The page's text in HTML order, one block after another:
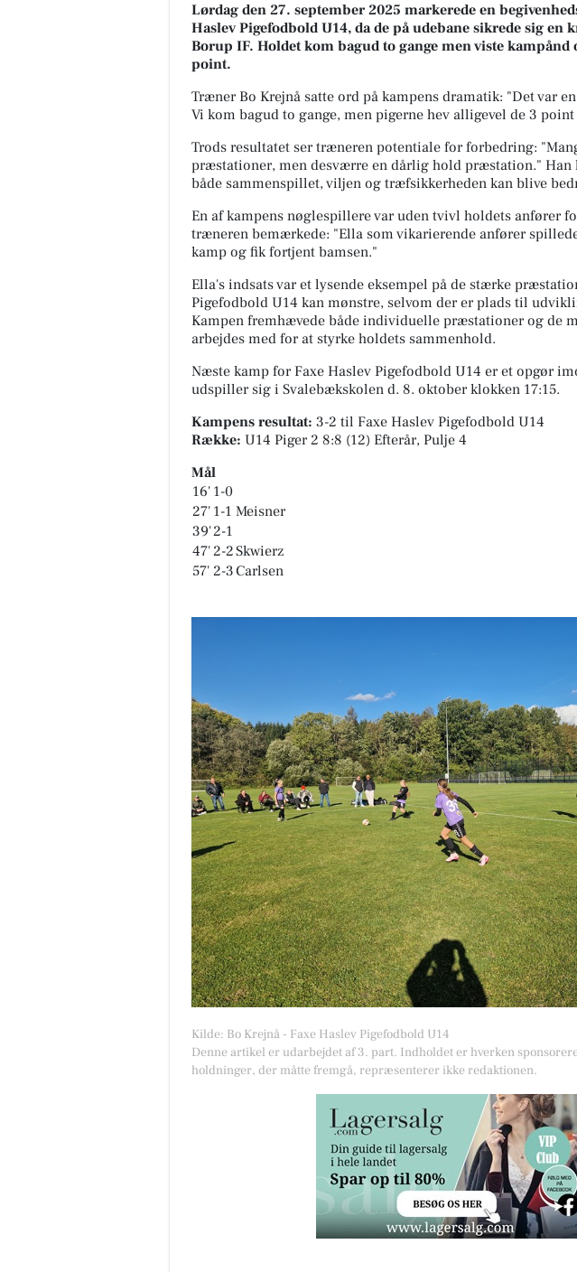
Lørdag den 27. september 2025 markerede en
Haslev Pigefodbold U14, da de på udebane sikrede sig en
Borup IF. Holdet kom bagud to gange men viste kampånd
point.
Træner Bo Krejnå satte ord på kampens dramatik: "Det var
Vi kom bagud to gange, men pigerne hev alligevel de 3
Trods resultatet ser træneren potentiale for forbedring:
præstationer, men desværre en dårlig hold præstation." Han
både sammenspillet, viljen og træfsikkerheden kan blive
En af kampens nøglespillere var uden tvivl holdets anfører
træneren bemærkede: "Ella som vikarierende anfører
kamp og fik fortjent bamsen."
Ella's indsats var et lysende eksempel på de stærke
Pigefodbold U14 kan mønstre, selvom der er plads til
Kampen fremhævede både individuelle præstationer og de
arbejdes med for at styrke holdets sammenhold.
Næste kamp for Faxe Haslev Pigefodbold U14 er et opgør
udspiller sig i Svalebækskolen d. 8. oktober klokken 17:15.
Kampens resultat: 3-2 til Faxe Haslev Pigefodbold U14
Række: U14 Piger 2 8:8 (12) Efterår, Pulje 4
Mål
16' 1-0
27' 1-1 Meisner
39'2-1
47'2-2Skwierz
57' 2-3Carlsen
Kilde: Bo Krejnå - Faxe Haslev Pigefodbold U14
Denne artikel er udarbejdet af 3. part. Indholdet er hverken
holdninger, der måtte fremgå, repræsenterer ikke redaktionen.